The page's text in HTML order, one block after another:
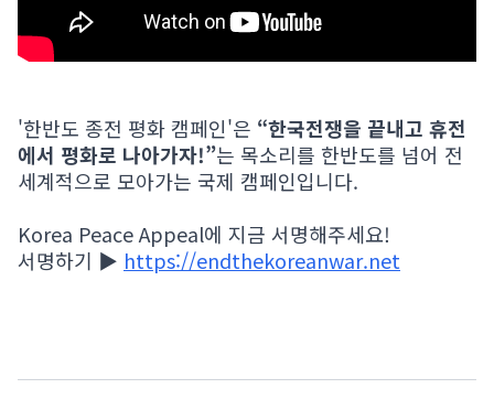
'한반도 종전 평화 캠페인'은 “한국전쟁을 끝내고 휴전
에서 평화로 나아가자!”는 목소리를 한반도를 넘어 전
세계적으로 모아가는 국제 캠페인입니다.
Korea Peace Appeal에 지금 서명해주세요!
서명하기 ▶ https://endthekoreanwar.net